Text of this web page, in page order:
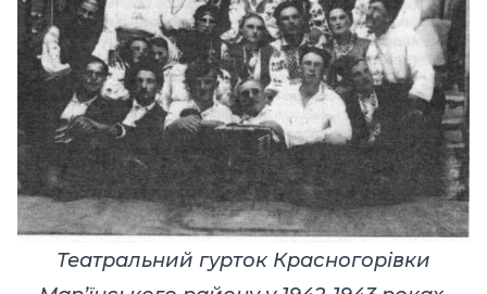
Театральний гурток Красногорівки